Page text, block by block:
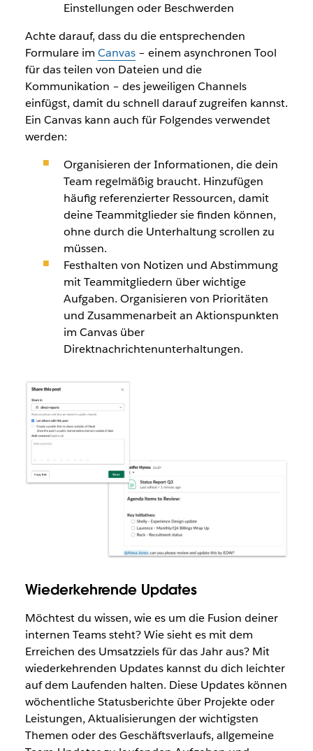
Einstellungen oder Beschwerden
Achte darauf, dass du die entsprechenden
Formulare im Canvas– einem asynchronen Tool
für das teilen von Dateien und die
Kommunikation – des jeweiligen Channels
einfügst, damit du schnell darauf zugreifen kannst.
Ein Canvas kann auch für Folgendes verwendet
werden:
Organisieren der Informationen, die dein
Team regelmäßig braucht. Hinzufügen
häufig referenzierter Ressourcen, damit
deine Teammitglieder sie finden können,
ohne durch die Unterhaltung scrollen zu
müssen.
Festhalten von Notizen und Abstimmung
mit Teammitgliedern über wichtige
Aufgaben. Organisieren von Prioritäten
und Zusammenarbeit an Aktionspunkten
im Canvas über
Direktnachrichtenunterhaltungen.
Wiederkehrende Updates
Möchtest du wissen, wie es um die Fusion deiner
internen Teams steht? Wie sieht es mit dem
Erreichen des Umsatzziels für das Jahr aus? Mit
wiederkehrenden Updates kannst du dich leichter
auf dem Laufenden halten. Diese Updates können
wöchentliche Statusberichte über Projekte oder
Leistungen, Aktualisierungen der wichtigsten
Themen oder des Geschäftsverlaufs, allgemeine